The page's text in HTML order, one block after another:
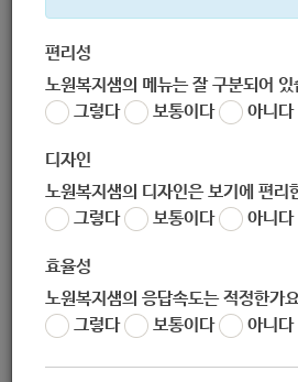
주간 인기검색어
한눈으로 보는 복
편리성
노원복지샘의 메뉴는 잘 구분되어
그렇다
보통이다 아니다
디자인
노원복지샘의 디자인은 보기에 편리
그렇다
보통이다 아니다
효율성
노원복지샘의 응답속도는 적정한가
그렇다
보통이다 아니다
노원1치매데이케어센터
02-974-0755